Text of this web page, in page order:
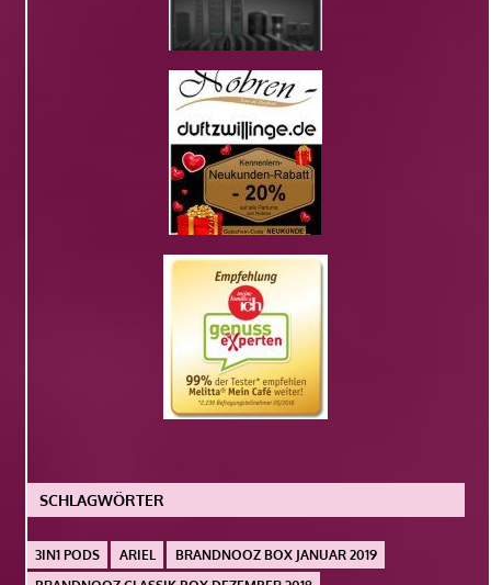
SCHLAGWÖRTER
3IN1 PODS ARIEL
BRANDNOOZ BOX JANUAR 2019